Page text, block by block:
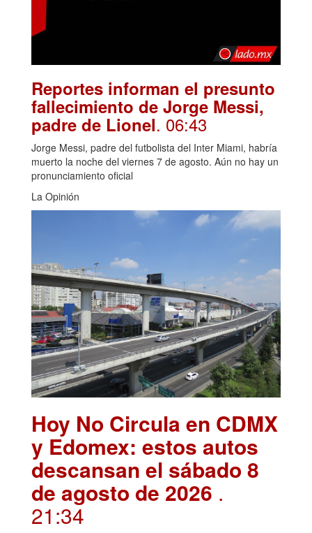
Reportes informan el presunto
fallecimiento de Jorge Messi,
padre de Lionel. 06:43
Jorge Messi, padre del futbolista del Inter Miami, habría
muerto la noche del viernes 7 de agosto. Aún no hay un
pronunciamiento oficial
La Opinión
Hoy No Circula en CDMX
y Edomex: estos autos
descansan el sábado 8
de agosto de 2026 .
21:34